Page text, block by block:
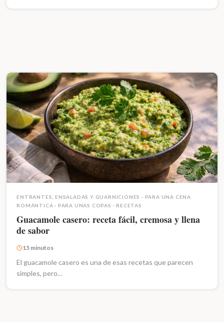
ENTRANTES, ENSALADAS Y GUARNICIONES · PARA UNA CENA
ROMÁNTICA · PARA UNAS COPAS · RECETAS
Guacamole casero: receta fácil, cremosa y llena
de sabor
15 minutos
El guacamole casero es una de esas recetas que parecen
simples, pero…